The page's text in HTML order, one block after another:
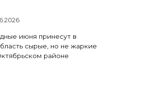
июня принесут в
сырые, но не жаркие
районе